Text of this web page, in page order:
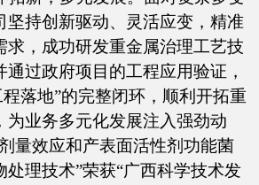
坚持创新驱动、灵活应变，精准
求，成功研发重金属治理工艺技
过政府项目的工程应用验证，
落地”的完整闭环，顺利开拓重
为业务多元化发展注入强劲动
量效应和产表面活性剂功能菌
处理技术”荣获“广西科学技术发